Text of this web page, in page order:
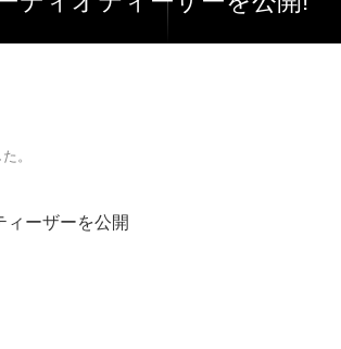
。
ィーザーを公開